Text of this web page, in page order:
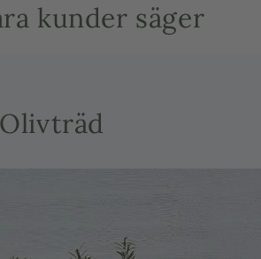
kunder säger